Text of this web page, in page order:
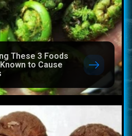
These 3 Foods
to Cause